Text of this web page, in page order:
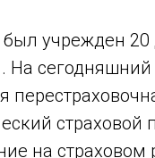
был учрежден 20
На сегодняшний
страховой
на страховом